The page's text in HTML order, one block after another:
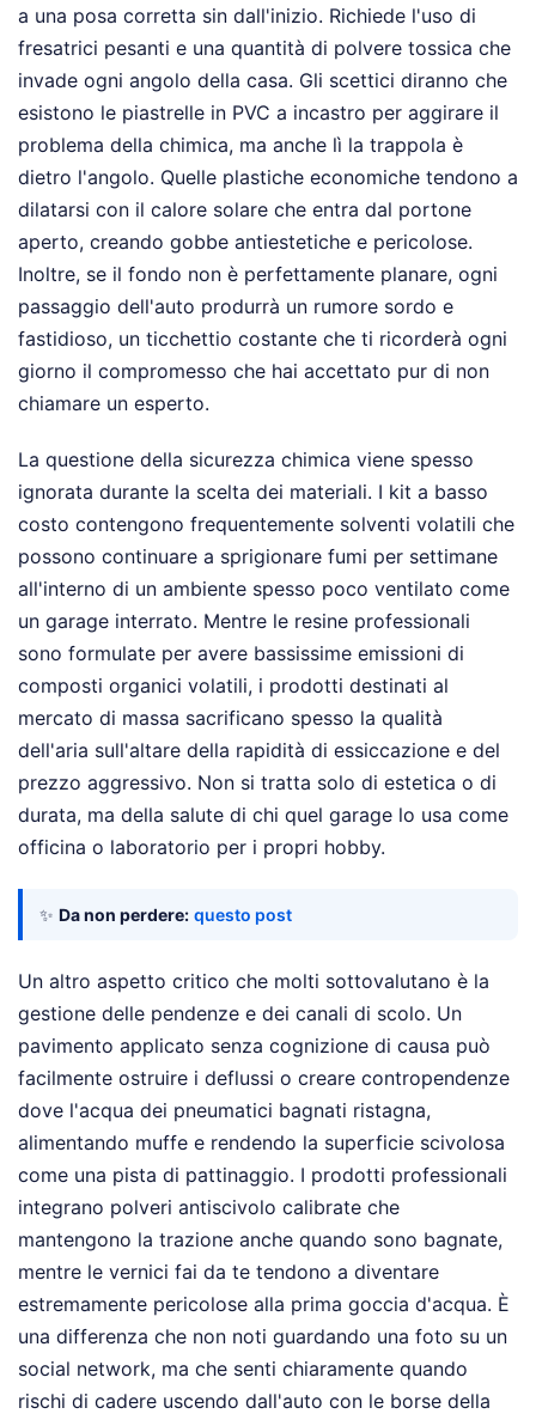
a una posa corretta sin dall'inizio. Richiede l'uso di
fresatrici pesanti e una quantità di polvere tossica che
invade ogni angolo della casa. Gli scettici diranno che
esistono le piastrelle in PVC a incastro per aggirare il
problema della chimica, ma anche lì la trappola è
dietro l'angolo. Quelle plastiche economiche tendono a
dilatarsi con il calore solare che entra dal portone
aperto, creando gobbe antiestetiche e pericolose.
Inoltre, se il fondo non è perfettamente planare, ogni
passaggio dell'auto produrrà un rumore sordo e
fastidioso, un ticchettio costante che ti ricorderà ogni
giorno il compromesso che hai accettato pur di non
chiamare un esperto.
La questione della sicurezza chimica viene spesso
ignorata durante la scelta dei materiali. I kit a basso
costo contengono frequentemente solventi volatili che
possono continuare a sprigionare fumi per settimane
all'interno di un ambiente spesso poco ventilato come
un garage interrato. Mentre le resine professionali
sono formulate per avere bassissime emissioni di
composti organici volatili, i prodotti destinati al
mercato di massa sacrificano spesso la qualità
dell'aria sull'altare della rapidità di essiccazione e del
prezzo aggressivo. Non si tratta solo di estetica o di
durata, ma della salute di chi quel garage lo usa come
officina o laboratorio per i propri hobby.
✨ Da non perdere: questo post
Un altro aspetto critico che molti sottovalutano è la
gestione delle pendenze e dei canali di scolo. Un
pavimento applicato senza cognizione di causa può
facilmente ostruire i deflussi o creare contropendenze
dove l'acqua dei pneumatici bagnati ristagna,
alimentando muffe e rendendo la superficie scivolosa
come una pista di pattinaggio. I prodotti professionali
integrano polveri antiscivolo calibrate che
mantengono la trazione anche quando sono bagnate,
mentre le vernici fai da te tendono a diventare
estremamente pericolose alla prima goccia d'acqua. È
una differenza che non noti guardando una foto su un
social network, ma che senti chiaramente quando
rischi di cadere uscendo dall'auto con le borse della